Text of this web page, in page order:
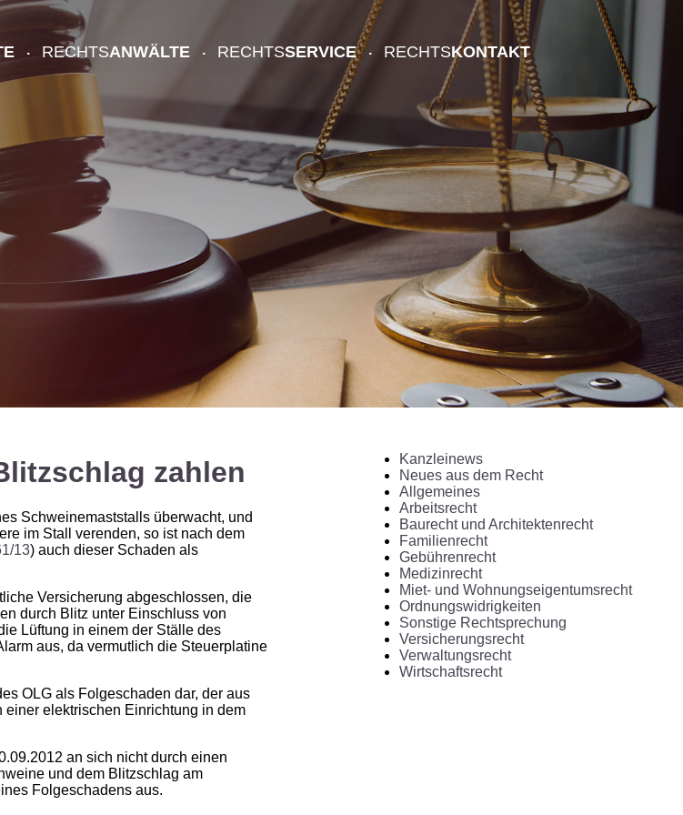
RECHTSANWÄLTE RECHTSSERVICE RECHTSKONTAKT
zahlen
Schweinemaststalls überwacht, und
im Stall verenden, so ist nach dem
13) auch dieser Schaden als
Versicherung abgeschlossen, die
durch Blitz unter Einschluss von
Lüftung in einem der Ställe des
aus, da vermutlich die Steuerplatine
OLG als Folgeschaden dar, der aus
elektrischen Einrichtung in dem
an sich nicht durch einen
und dem Blitzschlag am
Folgeschadens aus.
Kanzleinews
Neues aus dem Recht
Allgemeines
Arbeitsrecht
Baurecht und Architektenrecht
Familienrecht
Gebührenrecht
Medizinrecht
Miet- und Wohnungseigentumsrecht
Ordnungswidrigkeiten
Sonstige Rechtsprechung
Versicherungsrecht
Verwaltungsrecht
Wirtschaftsrecht